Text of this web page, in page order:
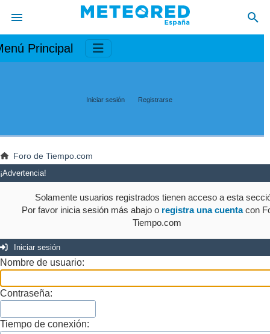
Principal
Iniciar sesión Registrarse
Foro de Tiempo.com
¡Advertencia!
Solamente usuarios registrados tienen acceso a esta
Por favor inicia sesión más abajo o registra una cuentacon
Tiempo.com
Iniciar sesión
Nombre de usuario:
Contraseña:
Tiempo de conexión: